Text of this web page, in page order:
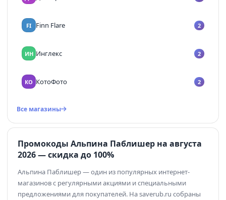
FI Finn Flare 2
ИН Инглекс 2
КО КотоФото 2
Все магазины
Промокоды Альпина Паблишер на августа
2026 — скидка до 100%
Альпина Паблишер — один из популярных интернет-
магазинов с регулярными акциями и специальными
предложениями для покупателей. На saverub.ru собраны